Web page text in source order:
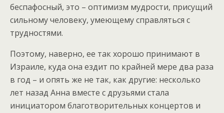
беспафосный, это – оптимизм мудрости, присущий
сильному человеку, умеющему справляться с
трудностями.
Поэтому, наверно, ее так хорошо принимают в
Израиле, куда она ездит по крайней мере два раза
в год – и опять же не так, как другие: несколько
лет назад Анна вместе с друзьями стала
инициатором благотворительных концертов и